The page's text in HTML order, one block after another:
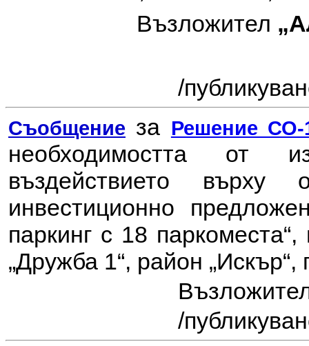
Възложител
/
Съобщение за Решение СО-
необходимостта от
въздействието
инвестиционно
паркинг с 18
„Дружба 1“, район
/